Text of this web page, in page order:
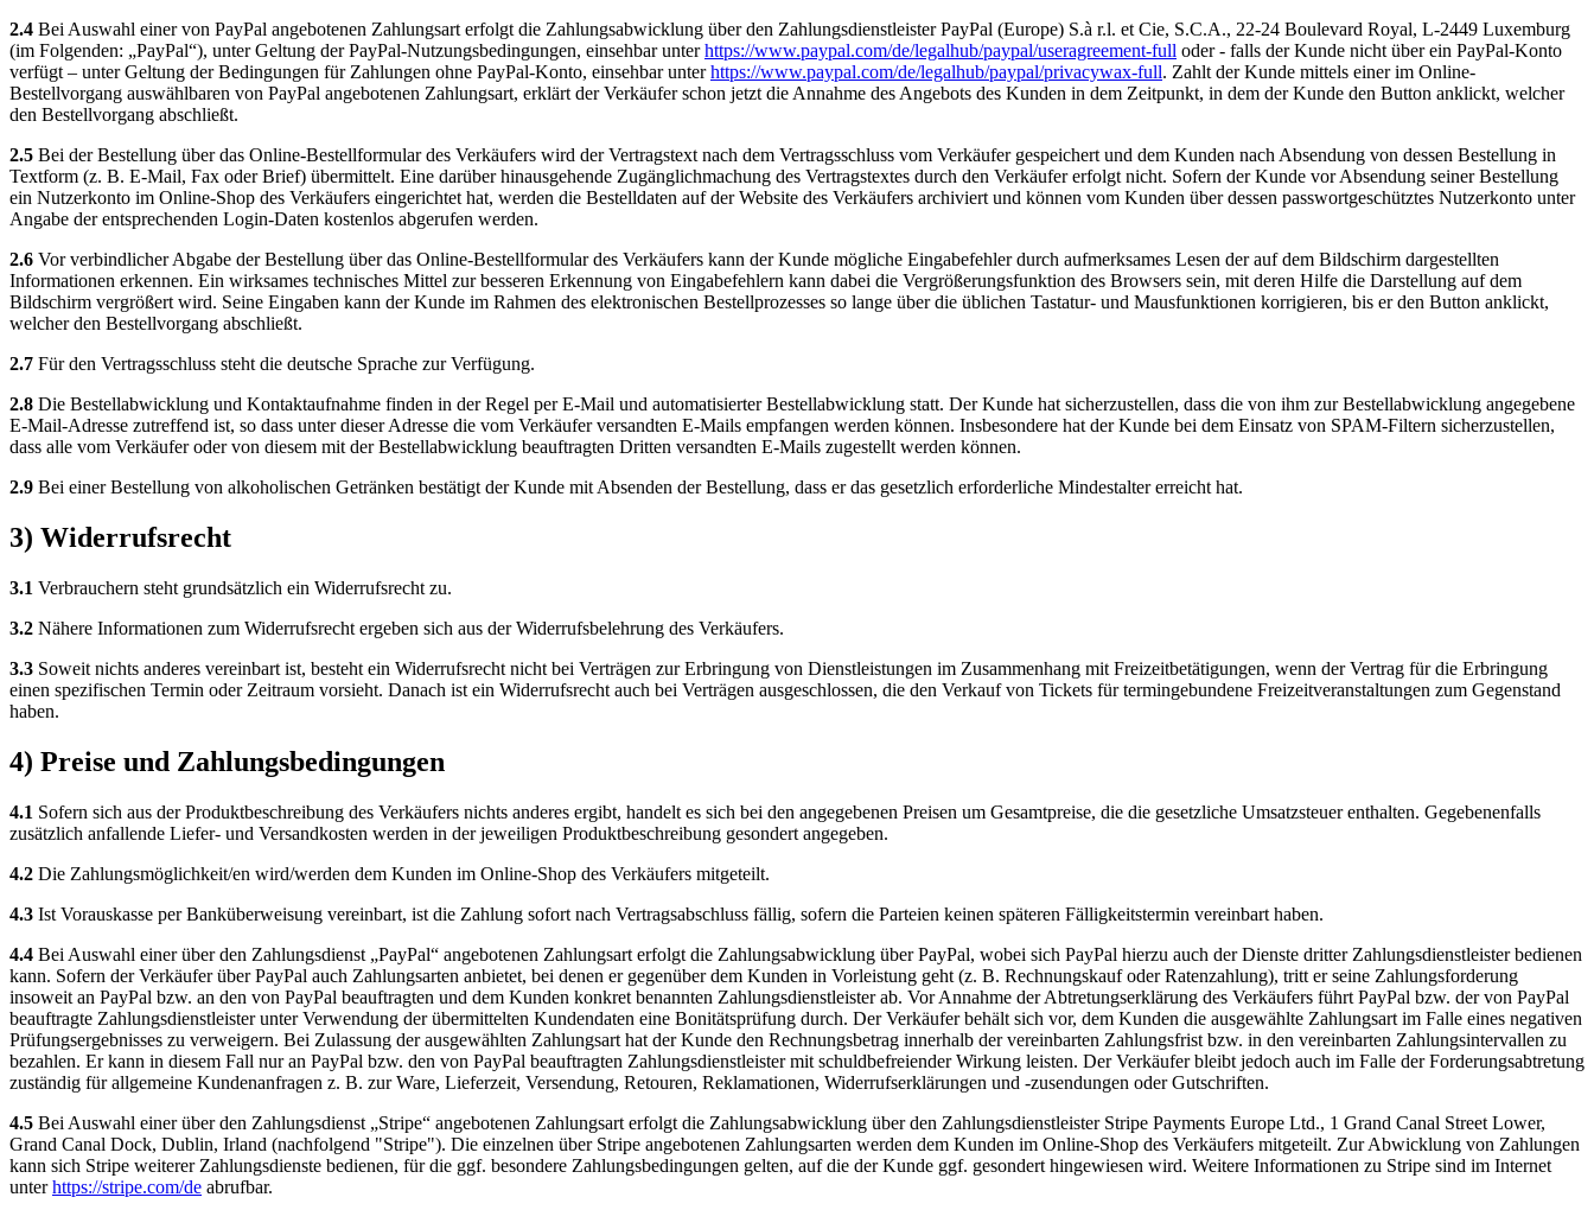
2.4 Bei Auswahl einer von PayPal angebotenen Zahlungsart erfolgt die Zahlungsabwicklung über den Zahlungsdienstleister PayPal (Europe) S.à r.l. et Cie, S.C.A., 22-24 Boulevard Royal, L-2449 Luxemburg
(im Folgenden: „PayPal“), unter Geltung der PayPal-Nutzungsbedingungen, einsehbar unterhttps://www.paypal.com/de/legalhub/paypal/useragreement-full oder - falls der Kunde nicht über ein PayPal-Konto
verfügt – unter Geltung der Bedingungen für Zahlungen ohne PayPal-Konto, einsehbar unterhttps://www.paypal.com/de/legalhub/paypal/privacywax-full. Zahlt der Kunde mittels einer im Online-
Bestellvorgang auswählbaren von PayPal angebotenen Zahlungsart, erklärt der Verkäufer schon jetzt die Annahme des Angebots des Kunden in dem Zeitpunkt, in dem der Kunde den Button anklickt, welcher
den Bestellvorgang abschließt.
2.5 Bei der Bestellung über das Online-Bestellformular des Verkäufers wird der Vertragstext nach dem Vertragsschluss vom Verkäufer gespeichert und dem Kunden nach Absendung von dessen Bestellung in
Textform (z. B. E-Mail, Fax oder Brief) übermittelt. Eine darüber hinausgehende Zugänglichmachung des Vertragstextes durch den Verkäufer erfolgt nicht. Sofern der Kunde vor Absendung seiner Bestellung
ein Nutzerkonto im Online-Shop des Verkäufers eingerichtet hat, werden die Bestelldaten auf der Website des Verkäufers archiviert und können vom Kunden über dessen passwortgeschütztes Nutzerkonto unter
Angabe der entsprechenden Login-Daten kostenlos abgerufen werden.
2.6 Vor verbindlicher Abgabe der Bestellung über das Online-Bestellformular des Verkäufers kann der Kunde mögliche Eingabefehler durch aufmerksames Lesen der auf dem Bildschirm dargestellten
Informationen erkennen. Ein wirksames technisches Mittel zur besseren Erkennung von Eingabefehlern kann dabei die Vergrößerungsfunktion des Browsers sein, mit deren Hilfe die Darstellung auf dem
Bildschirm vergrößert wird. Seine Eingaben kann der Kunde im Rahmen des elektronischen Bestellprozesses so lange über die üblichen Tastatur- und Mausfunktionen korrigieren, bis er den Button anklickt,
welcher den Bestellvorgang abschließt.
2.7 Für den Vertragsschluss steht die deutsche Sprache zur Verfügung.
2.8 Die Bestellabwicklung und Kontaktaufnahme finden in der Regel per E-Mail und automatisierter Bestellabwicklung statt. Der Kunde hat sicherzustellen, dass die von ihm zur Bestellabwicklung angegebene
E-Mail-Adresse zutreffend ist, so dass unter dieser Adresse die vom Verkäufer versandten E-Mails empfangen werden können. Insbesondere hat der Kunde bei dem Einsatz von SPAM-Filtern sicherzustellen,
dass alle vom Verkäufer oder von diesem mit der Bestellabwicklung beauftragten Dritten versandten E-Mails zugestellt werden können.
2.9 Bei einer Bestellung von alkoholischen Getränken bestätigt der Kunde mit Absenden der Bestellung, dass er das gesetzlich erforderliche Mindestalter erreicht hat.
3) Widerrufsrecht
3.1 Verbrauchern steht grundsätzlich ein Widerrufsrecht zu.
3.2 Nähere Informationen zum Widerrufsrecht ergeben sich aus der Widerrufsbelehrung des Verkäufers.
3.3 Soweit nichts anderes vereinbart ist, besteht ein Widerrufsrecht nicht bei Verträgen zur Erbringung von Dienstleistungen im Zusammenhang mit Freizeitbetätigungen, wenn der Vertrag für die Erbringung
einen spezifischen Termin oder Zeitraum vorsieht. Danach ist ein Widerrufsrecht auch bei Verträgen ausgeschlossen, die den Verkauf von Tickets für termingebundene Freizeitveranstaltungen zum Gegenstand
haben.
4) Preise und Zahlungsbedingungen
4.1 Sofern sich aus der Produktbeschreibung des Verkäufers nichts anderes ergibt, handelt es sich bei den angegebenen Preisen um Gesamtpreise, die die gesetzliche Umsatzsteuer enthalten. Gegebenenfalls
zusätzlich anfallende Liefer- und Versandkosten werden in der jeweiligen Produktbeschreibung gesondert angegeben.
4.2 Die Zahlungsmöglichkeit/en wird/werden dem Kunden im Online-Shop des Verkäufers mitgeteilt.
4.3 Ist Vorauskasse per Banküberweisung vereinbart, ist die Zahlung sofort nach Vertragsabschluss fällig, sofern die Parteien keinen späteren Fälligkeitstermin vereinbart haben.
4.4 Bei Auswahl einer über den Zahlungsdienst „PayPal“ angebotenen Zahlungsart erfolgt die Zahlungsabwicklung über PayPal, wobei sich PayPal hierzu auch der Dienste dritter Zahlungsdienstleister bedienen
kann. Sofern der Verkäufer über PayPal auch Zahlungsarten anbietet, bei denen er gegenüber dem Kunden in Vorleistung geht (z. B. Rechnungskauf oder Ratenzahlung), tritt er seine Zahlungsforderung
insoweit an PayPal bzw. an den von PayPal beauftragten und dem Kunden konkret benannten Zahlungsdienstleister ab. Vor Annahme der Abtretungserklärung des Verkäufers führt PayPal bzw. der von PayPal
beauftragte Zahlungsdienstleister unter Verwendung der übermittelten Kundendaten eine Bonitätsprüfung durch. Der Verkäufer behält sich vor, dem Kunden die ausgewählte Zahlungsart im Falle eines negativen
Prüfungsergebnisses zu verweigern. Bei Zulassung der ausgewählten Zahlungsart hat der Kunde den Rechnungsbetrag innerhalb der vereinbarten Zahlungsfrist bzw. in den vereinbarten Zahlungsintervallen zu
bezahlen. Er kann in diesem Fall nur an PayPal bzw. den von PayPal beauftragten Zahlungsdienstleister mit schuldbefreiender Wirkung leisten. Der Verkäufer bleibt jedoch auch im Falle der Forderungsabtretung
zuständig für allgemeine Kundenanfragen z. B. zur Ware, Lieferzeit, Versendung, Retouren, Reklamationen, Widerrufserklärungen und -zusendungen oder Gutschriften.
4.5 Bei Auswahl einer über den Zahlungsdienst „Stripe“ angebotenen Zahlungsart erfolgt die Zahlungsabwicklung über den Zahlungsdienstleister Stripe Payments Europe Ltd., 1 Grand Canal Street Lower,
Grand Canal Dock, Dublin, Irland (nachfolgend "Stripe"). Die einzelnen über Stripe angebotenen Zahlungsarten werden dem Kunden im Online-Shop des Verkäufers mitgeteilt. Zur Abwicklung von Zahlungen
kann sich Stripe weiterer Zahlungsdienste bedienen, für die ggf. besondere Zahlungsbedingungen gelten, auf die der Kunde ggf. gesondert hingewiesen wird. Weitere Informationen zu Stripe sind im Internet
unterhttps://stripe.com/de abrufbar.